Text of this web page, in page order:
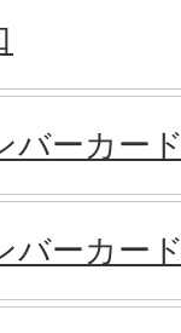
バーカード
バーカー